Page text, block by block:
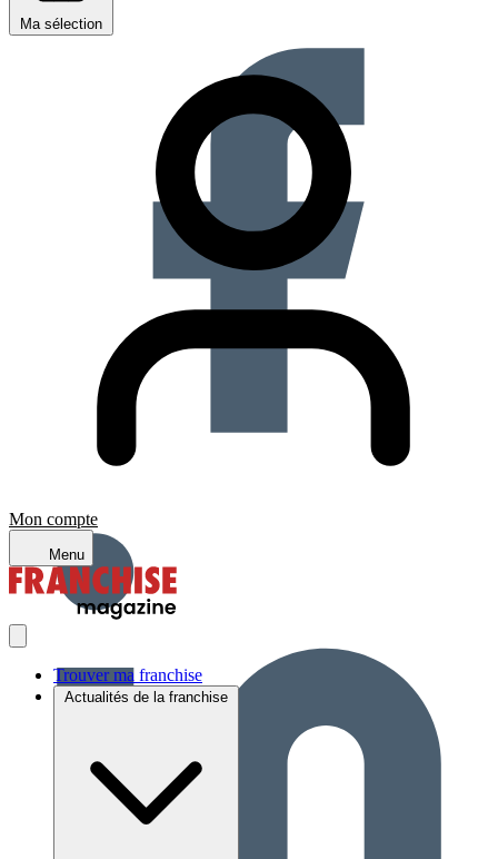
Ma sélection
Mon compte
Menu
Trouver ma franchise
Actualités de la franchise